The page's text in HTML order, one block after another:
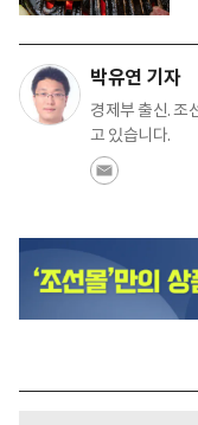
박유연 기자
경제부 출신. 조
고 있습니다.